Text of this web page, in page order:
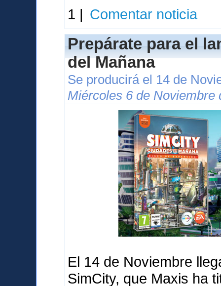
1 | Comentar noticia
Prepárate para el
del Mañana
Se producirá el 14 de
Miércoles 6 de Noviembre
El 14 de Noviembre
SimCity, que Maxis ha